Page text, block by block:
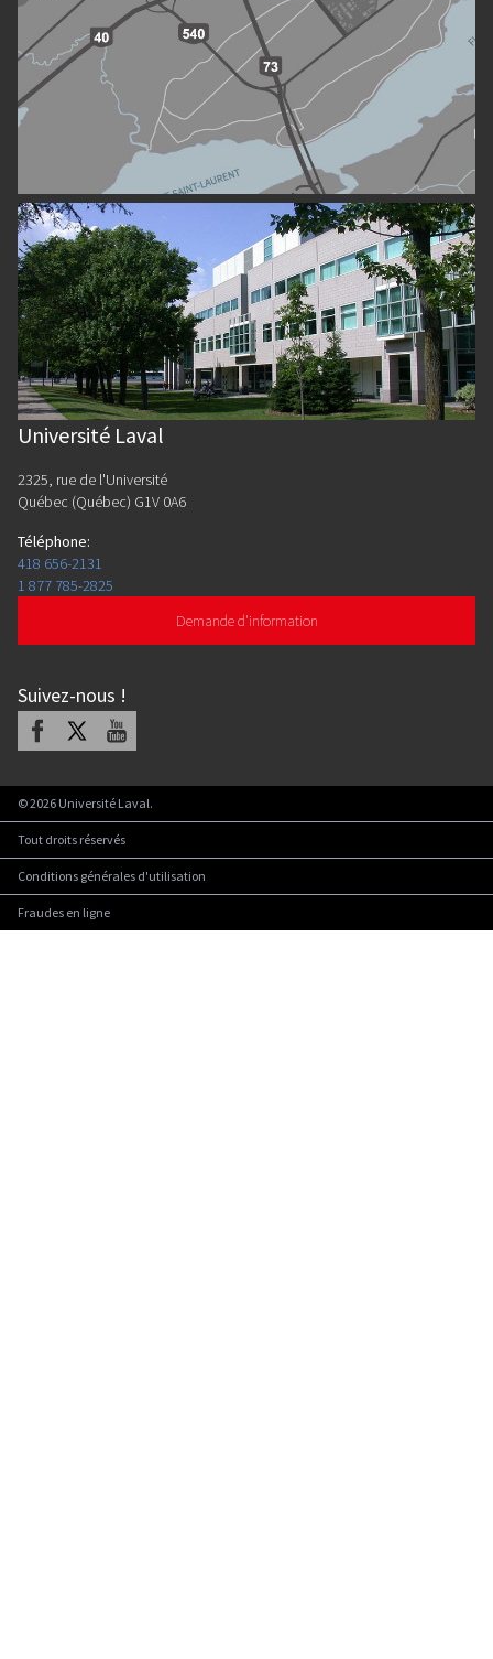
Université Laval
2325, rue de l'Université
Québec (Québec) G1V 0A6
Téléphone:
418 656-2131
1 877 785-2825
Demande d'information
Suivez-nous !
Facebook Youtube
©2026 Université Laval.
Tout droits réservés
Conditions générales d'utilisation
Fraudes en ligne